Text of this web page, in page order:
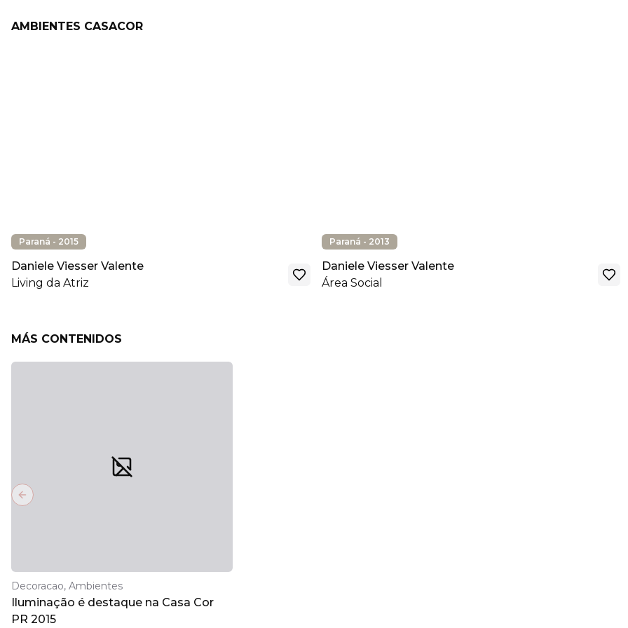
AMBIENTES CASACOR
Paraná - 2015
Daniele Viesser Valente
Living da Atriz
Paraná - 2013
Daniele Viesser Valente
Área Social
MÁS CONTENIDOS
Decoracao, Ambientes
Iluminação é destaque na Casa Cor
PR 2015
Previous slide